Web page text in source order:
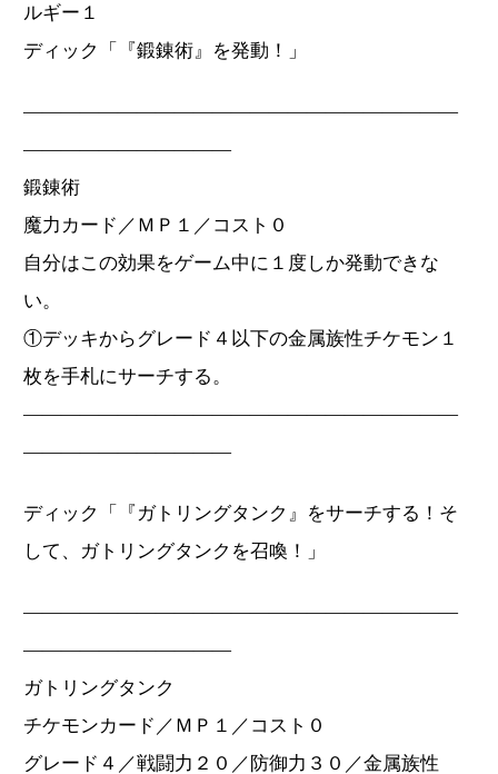
ルギー１
ディック「『鍛錬術』を発動！」
―――――――――――――――――――――――
―――――――――――
鍛錬術
魔力カード／ＭＰ１／コスト０
自分はこの効果をゲーム中に１度しか発動できな
い。
①デッキからグレード４以下の金属族性チケモン１
枚を手札にサーチする。
―――――――――――――――――――――――
―――――――――――
ディック「『ガトリングタンク』をサーチする！そ
して、ガトリングタンクを召喚！」
―――――――――――――――――――――――
―――――――――――
ガトリングタンク
チケモンカード／ＭＰ１／コスト０
グレード４／戦闘力２０／防御力３０／金属族性